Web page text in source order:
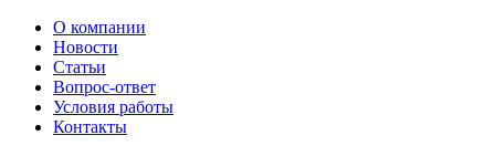
О компании
Новости
Статьи
Вопрос-ответ
Условия работы
Контакты